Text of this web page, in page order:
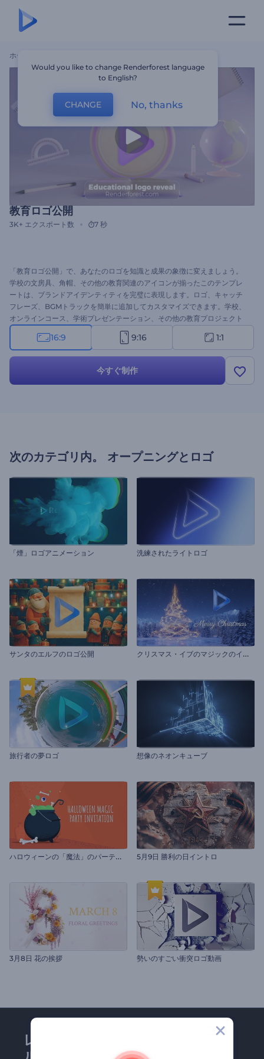
ホーム
教育ロゴ公開
3K+ エクスポート数 7 秒
「教育ロゴ公開」で、あなたのロゴを知識と成果の象徴に変えましょう。
学校の文房具、角帽、その他の教育関連のアイコンが揃ったこのテンプレ
ートは、ブランドアイデンティティを完璧に表現します。ロゴ、キャッチ
フレーズ、BGMトラックを簡単に追加してカスタマイズできます。学校、
オンラインコース、学術プレゼンテーション、その他の教育プロジェクト
に最適です。今すぐ作成して、生徒、教師、そして聴衆に忘れられない印
象を残しましょう！
16:9 9:16 1:1
今すぐ制作
次のカテゴリ内。 オープニングとロゴ
「煙」ロゴアニメーション 洗練されたライトロゴ
サンタのエルフのロゴ公開 ク
リスマス・イブのマジックのイントロ
旅行者の夢ロゴ 想像のネオンキューブ
ハ
ロウィーンの「魔法」のパーティーの招待状 5月9日 勝利の日イントロ
3月8日 花の挨拶 勢いのすごい衝突ロゴ動画
レンダーフォレストのメー
Would you like to change Renderforest language
to English?
CHANGE No, thanks